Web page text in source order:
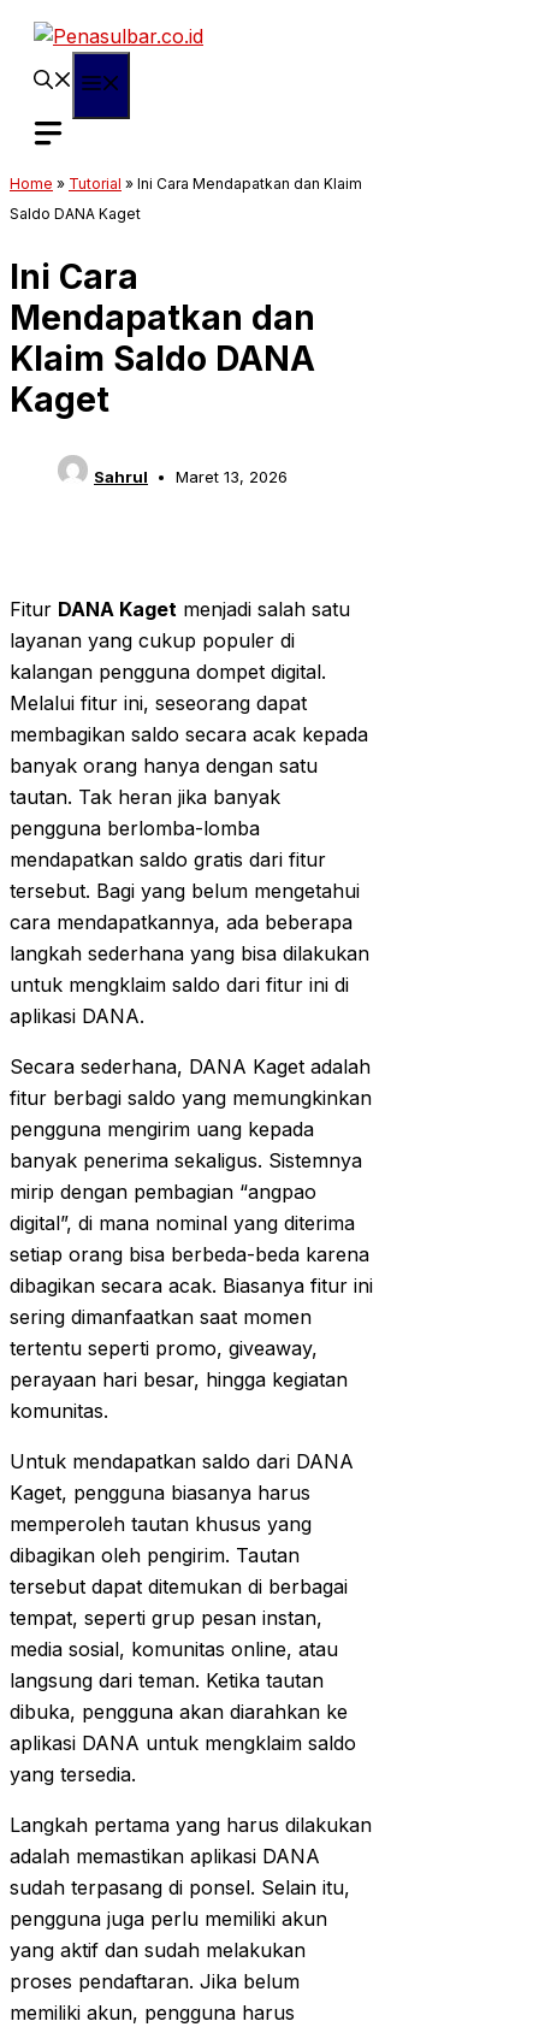
Langsung
Home » Tutorial » Ini Cara Mendapatkan dan Klaim
Saldo DANA Kaget
Ini Cara
Mendapatkan dan
Klaim Saldo DANA
Kaget
Sahrul Maret 13, 2026
Fitur DANA Kaget menjadi salah satu
layanan yang cukup populer di
kalangan pengguna dompet digital.
Melalui fitur ini, seseorang dapat
membagikan saldo secara acak kepada
banyak orang hanya dengan satu
tautan. Tak heran jika banyak
pengguna berlomba-lomba
mendapatkan saldo gratis dari fitur
tersebut. Bagi yang belum mengetahui
cara mendapatkannya, ada beberapa
langkah sederhana yang bisa dilakukan
untuk mengklaim saldo dari fitur ini di
aplikasi DANA.
Secara sederhana, DANA Kaget adalah
fitur berbagi saldo yang memungkinkan
pengguna mengirim uang kepada
banyak penerima sekaligus. Sistemnya
mirip dengan pembagian “angpao
digital”, di mana nominal yang diterima
setiap orang bisa berbeda-beda karena
dibagikan secara acak. Biasanya fitur ini
sering dimanfaatkan saat momen
tertentu seperti promo, giveaway,
perayaan hari besar, hingga kegiatan
komunitas.
Untuk mendapatkan saldo dari DANA
Kaget, pengguna biasanya harus
memperoleh tautan khusus yang
dibagikan oleh pengirim. Tautan
tersebut dapat ditemukan di berbagai
tempat, seperti grup pesan instan,
media sosial, komunitas online, atau
langsung dari teman. Ketika tautan
dibuka, pengguna akan diarahkan ke
aplikasi DANA untuk mengklaim saldo
yang tersedia.
Langkah pertama yang harus dilakukan
adalah memastikan aplikasi DANA
sudah terpasang di ponsel. Selain itu,
pengguna juga perlu memiliki akun
yang aktif dan sudah melakukan
proses pendaftaran. Jika belum
memiliki akun, pengguna harus